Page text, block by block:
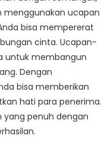
menggunakan ucapan
bisa mempererat
cinta. Ucapan-
untuk membangun
Dengan
bisa memberikan
hati para penerima.
penuh dengan